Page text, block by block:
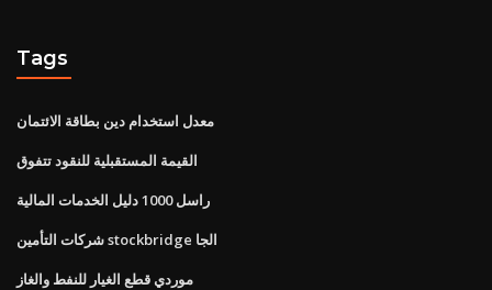
Tags
معدل استخدام دين بطاقة الائتمان
القيمة المستقبلية للنقود تتفوق
راسل 1000 دليل الخدمات المالية
شركات التأمين stockbridge الجا
موردي قطع الغيار للنفط والغاز